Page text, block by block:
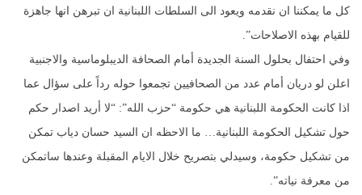
كل ما يمكننا ان نقدمه ويعود الى السلطات اللبنانية ان تبرهن انها جاهزة
للقيام بهذه الاصلاحات”.
وفي احتفال بحلول السنة الجديدة أمام الصحافة الديبلوماسية والاجنبية
اعلن لو دريان أمام عدد من الصحافيين تجمعوا حوله رداً على سؤال عما
اذا كانت الحكومة اللبنانية هي حكومة “حزب الله”: “لا أريد اصدار حكم
حول تشكيل الحكومة اللبنانية… ما الاحظه ان السيد حسان دياب تمكن
من تشكيل حكومة، وسيدلي بتصريح خلال الايام المقبلة وعندها ساتمكن
من معرفة نياته”.